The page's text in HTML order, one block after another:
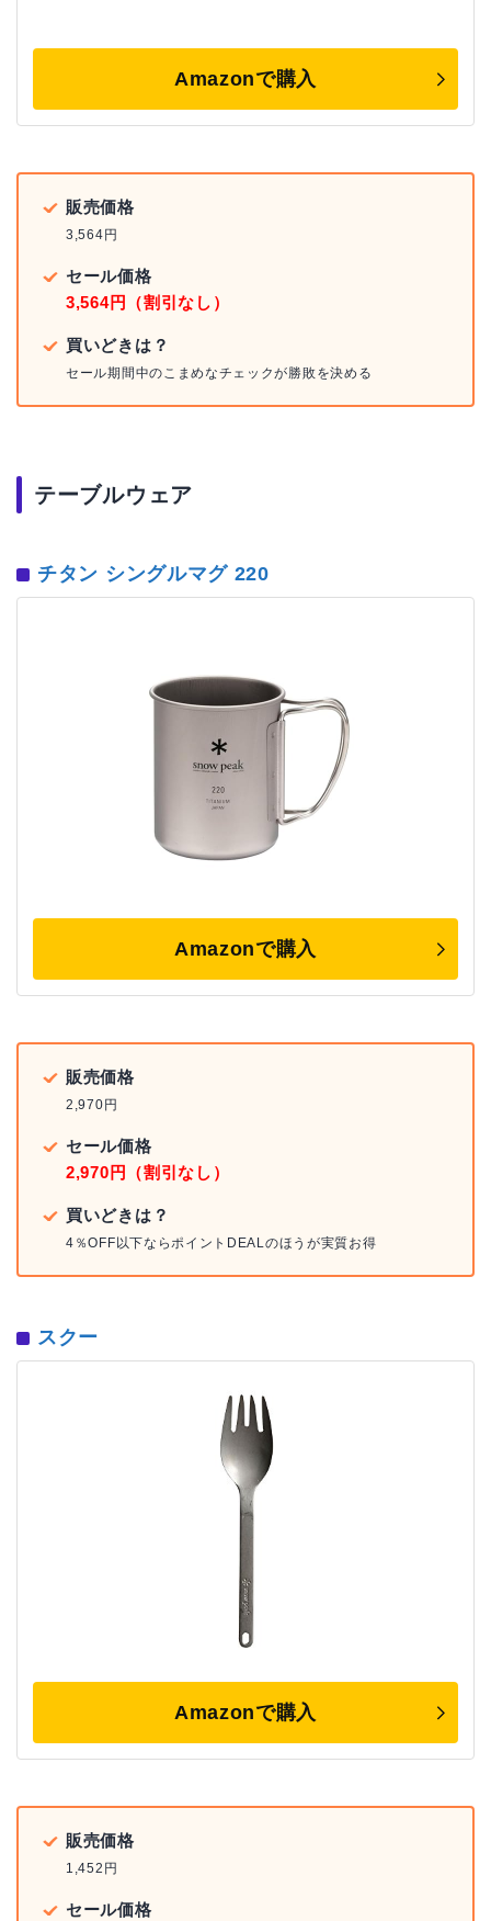
Amazonで購入
販売価格
3,564円
セール価格
3,564円（割引なし）
買いどきは？
セール期間中のこまめなチェックが勝敗を決める
テーブルウェア
チタン シングルマグ 220
Amazonで購入
販売価格
2,970円
セール価格
2,970円（割引なし）
買いどきは？
4％OFF以下ならポイントDEALのほうが実質お得
スクー
Amazonで購入
販売価格
1,452円
セール価格